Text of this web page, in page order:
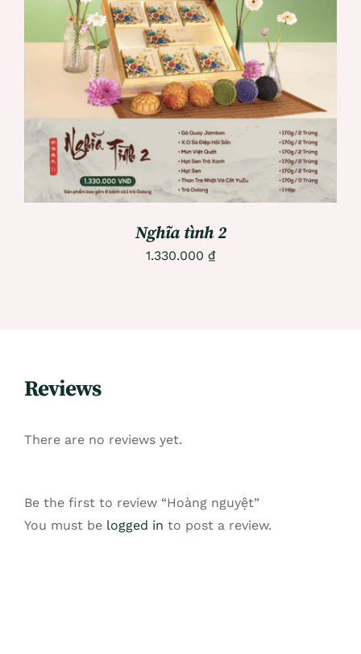
ADD TO CART
/
DETAILS
Nghĩa tình 2
1.330.000 ₫
Reviews
There are no reviews yet.
Be the first to review “Hoàng nguyệt”
You must be logged in to post a review.